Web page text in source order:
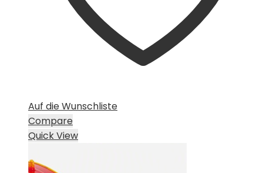
Auf die Wunschliste
Compare
Quick View